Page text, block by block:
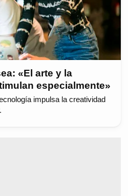
«El arte y la
especialmente»
impulsa la creatividad